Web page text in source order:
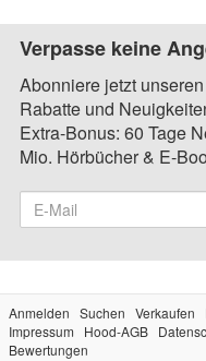
Verpasse keine
Abonniere jetzt
Rabatte und
Extra-Bonus: 60 Tage
Mio. Hörbücher & E-
Anmelden Suchen Verkaufen
Impressum
Hood-AGB
Bewertungen